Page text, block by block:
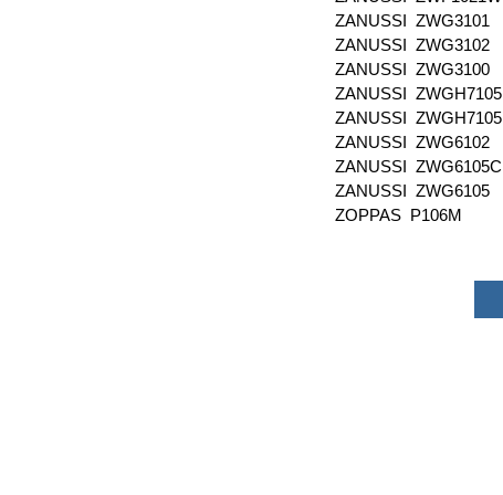
ZANUSSI ZWG3101
ZANUSSI ZWG3102
ZANUSSI ZWG3100
ZANUSSI ZWGH7105
ZANUSSI ZWGH7105
ZANUSSI ZWG6102
ZANUSSI ZWG6105C
ZANUSSI ZWG6105
ZOPPAS P106M